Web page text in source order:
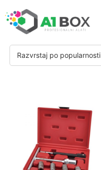
Razvrstaj po popularnosti